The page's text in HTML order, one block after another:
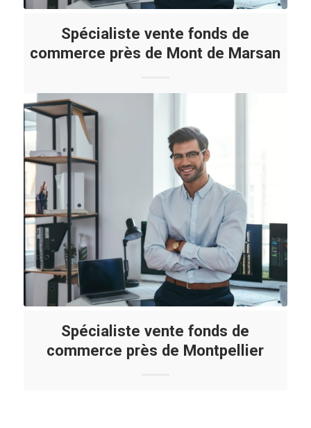
Spécialiste vente fonds de
commerce près de Mont de Marsan
Spécialiste vente fonds de
commerce près de Montpellier